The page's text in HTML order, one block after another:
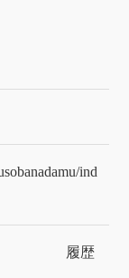
ind
履歴